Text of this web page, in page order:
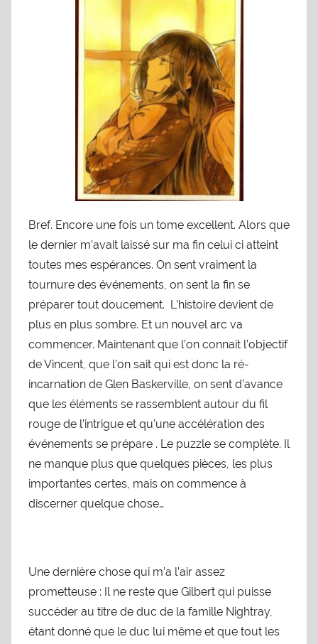
Bref. Encore une fois un tome excellent. Alors que
le dernier m’avait laissé sur ma fin celui ci atteint
toutes mes espérances. On sent vraiment la
tournure des événements, on sent la fin se
préparer tout doucement. L’histoire devient de
plus en plus sombre. Et un nouvel arc va
commencer. Maintenant que l’on connait l’objectif
de Vincent, que l’on sait qui est donc la ré-
incarnation de Glen Baskerville, on sent d’avance
que les éléments se rassemblent autour du fil
rouge de l’intrigue et qu’une accélération des
événements se prépare . Le puzzle se complète. Il
ne manque plus que quelques pièces, les plus
importantes certes, mais on commence à
discerner quelque chose…
Une dernière chose qui m’a l’air assez
prometteuse : Il ne reste que Gilbert qui puisse
succéder au titre de duc de la famille Nightray,
étant donné que le duc lui même et que tout les